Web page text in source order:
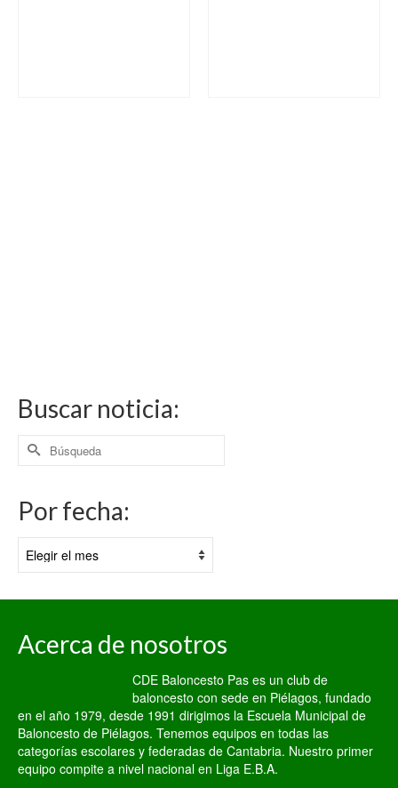
Buscar noticia:
Buscar
por:
Por fecha:
fecha:
Acerca de nosotros
CDE Baloncesto Pas es un club de
baloncesto con sede en Piélagos, fundado
en el año 1979, desde 1991 dirigimos la Escuela Municipal de
Baloncesto de Piélagos. Tenemos equipos en todas las
categorías escolares y federadas de Cantabria. Nuestro primer
equipo compite a nivel nacional en Liga E.B.A.